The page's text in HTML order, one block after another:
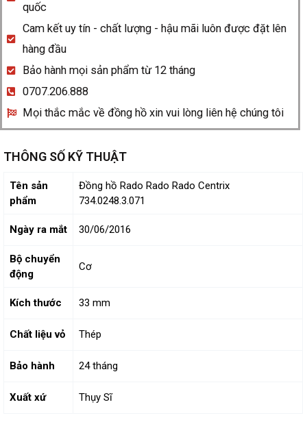
quốc
Cam kết uy tín - chất lượng - hậu mãi luôn được đặt lên
hàng đầu
Bảo hành mọi sản phẩm từ 12 tháng
0707.206.888
Mọi thắc mắc về đồng hồ xin vui lòng liên hệ chúng tôi
THÔNG SỐ KỸ THUẬT
Tên sản
phẩm
Đồng hồ Rado Rado Rado Centrix
734.0248.3.071
Ngày ra mắt 30/06/2016
Bộ chuyển
động
Cơ
Kích thước 33 mm
Chất liệu vỏ Thép
Bảo hành 24 tháng
Xuất xứ Thụy Sĩ